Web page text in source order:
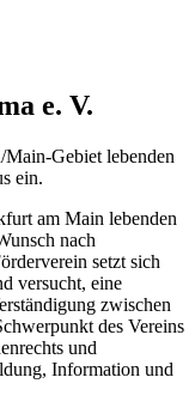
e. V.
Gebiet lebenden
ein.
am Main lebenden
nach
setzt sich
versucht, eine
zwischen
des Vereins
und
Information und